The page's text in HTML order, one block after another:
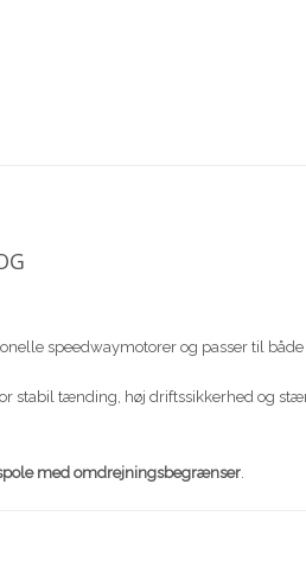
speedwaymotorer og passer til både
stabil tænding, høj driftssikkerhed og
med omdrejningsbegrænser